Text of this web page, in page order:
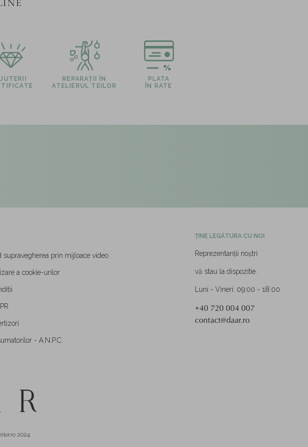
REPARAȚII ÎN
ATELIERUL TEILOR
PLATA
ÎN RATE
supravegherea prin mijloace video
a cookie-urilor
- A.N.P.C.
ȚINE LEGĂTURA CU NOI
Reprezentanții noștri
vă stau la dispozitie.
Luni - Vineri: 09:00 - 18:00
+40 720 004 007
contact@daar.ro
2024